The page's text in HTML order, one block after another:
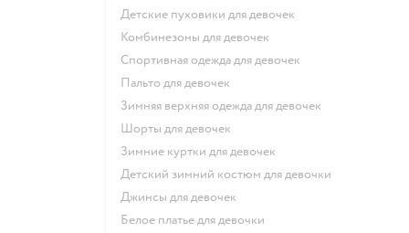
Детские пуховики для девочек
Комбинезоны для девочек
Спортивная одежда для девочек
Пальто для девочек
Зимняя верхняя одежда для девочек
Шорты для девочек
Зимние куртки для девочек
Детский зимний костюм для девочки
Джинсы для девочек
Белое платье для девочки